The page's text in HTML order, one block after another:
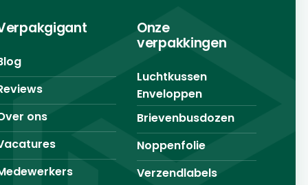
ons
Onze
verpakkingen
Luchtkussen
Enveloppen
Brievenbusdozen
Noppenfolie
Verzendlabels